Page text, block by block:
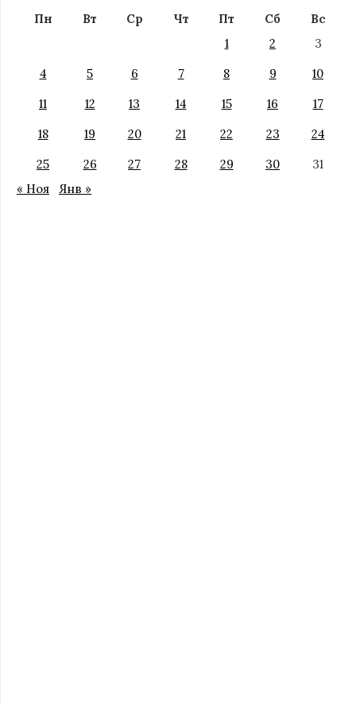
Пн Вт Ср Чт Пт Сб
Вс
1
2
3
4
5 6 7 8 9
10
11
12 13 14 15 16
17
18
19 20 21 22 23
24
25
26 27 28 29 30
31
« Ноя
Янв »